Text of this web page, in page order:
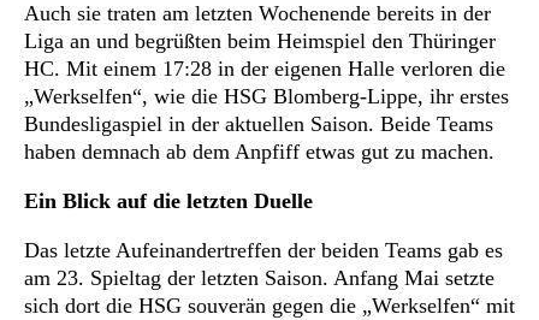
Auch sie traten am letzten Wochenende bereits in der
Liga an und begrüßten beim Heimspiel den Thüringer
HC. Mit einem 17:28 in der eigenen Halle verloren die
„Werkselfen“, wie die HSG Blomberg-Lippe, ihr erstes
Bundesligaspiel in der aktuellen Saison. Beide Teams
haben demnach ab dem Anpfiff etwas gut zu machen.
Ein Blick auf die letzten Duelle
Das letzte Aufeinandertreffen der beiden Teams gab es
am 23. Spieltag der letzten Saison. Anfang Mai setzte
sich dort die HSG souverän gegen die „Werkselfen“ mit